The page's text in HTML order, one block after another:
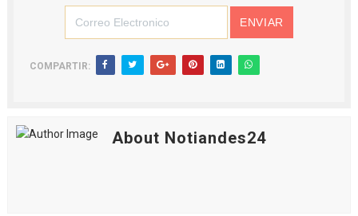
COMPARTIR:
About Notiandes24